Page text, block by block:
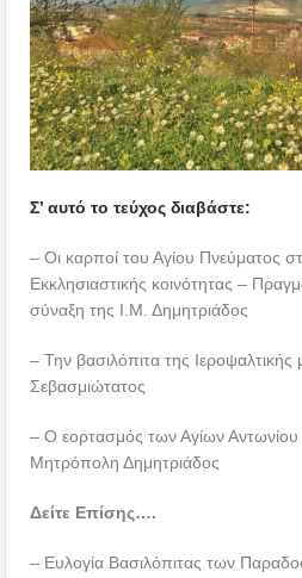
Σ’ αυτό το τεύχος διαβάστε:
– Οι καρποί του Αγίου Πνεύματος
Εκκλησιαστικής κοινότητας –
σύναξη της Ι.Μ. Δημητριάδος
– Την βασιλόπιτα της Ιεροψαλτικής
Σεβασμιώτατος
– Ο εορτασμός των Αγίων Αντωνίου
Μητρόπολη Δημητριάδος
Δείτε Επίσης….
– Ευλογία Βασιλόπιτας των